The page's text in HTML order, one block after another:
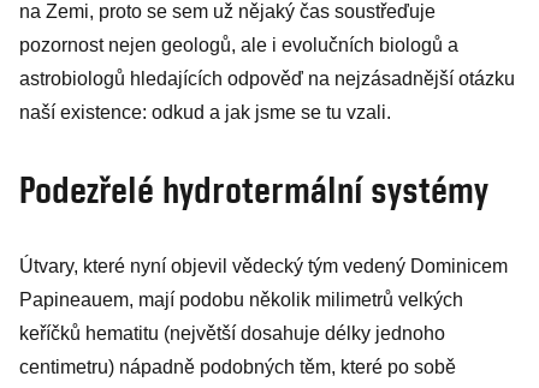
na Zemi, proto se sem už nějaký čas soustřeďuje
pozornost nejen geologů, ale i evolučních biologů a
astrobiologů hledajících odpověď na nejzásadnější otázku
naší existence: odkud a jak jsme se tu vzali.
Podezřelé hydrotermální systémy
Útvary, které nyní objevil vědecký tým vedený Dominicem
Papineauem, mají podobu několik milimetrů velkých
keříčků hematitu (největší dosahuje délky jednoho
centimetru) nápadně podobných těm, které po sobě